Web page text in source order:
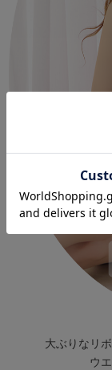
大ぶりなリ
ウ